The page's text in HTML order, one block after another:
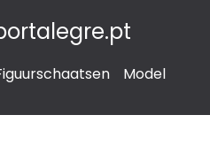
Model